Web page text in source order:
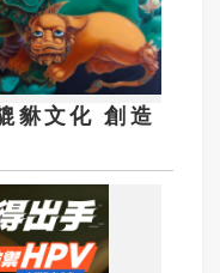
貅文化 創造